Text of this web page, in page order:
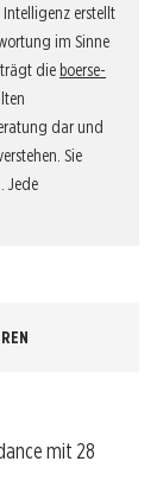
erstellt
im Sinne
die boerse-
dar und
Sie
Jede
mit 28